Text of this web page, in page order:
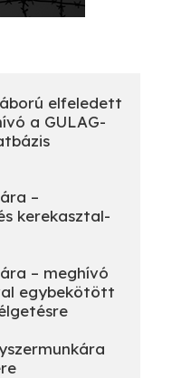
elfeledett
a GULAG-
–
kerekasztal-
– meghívó
egybekötött